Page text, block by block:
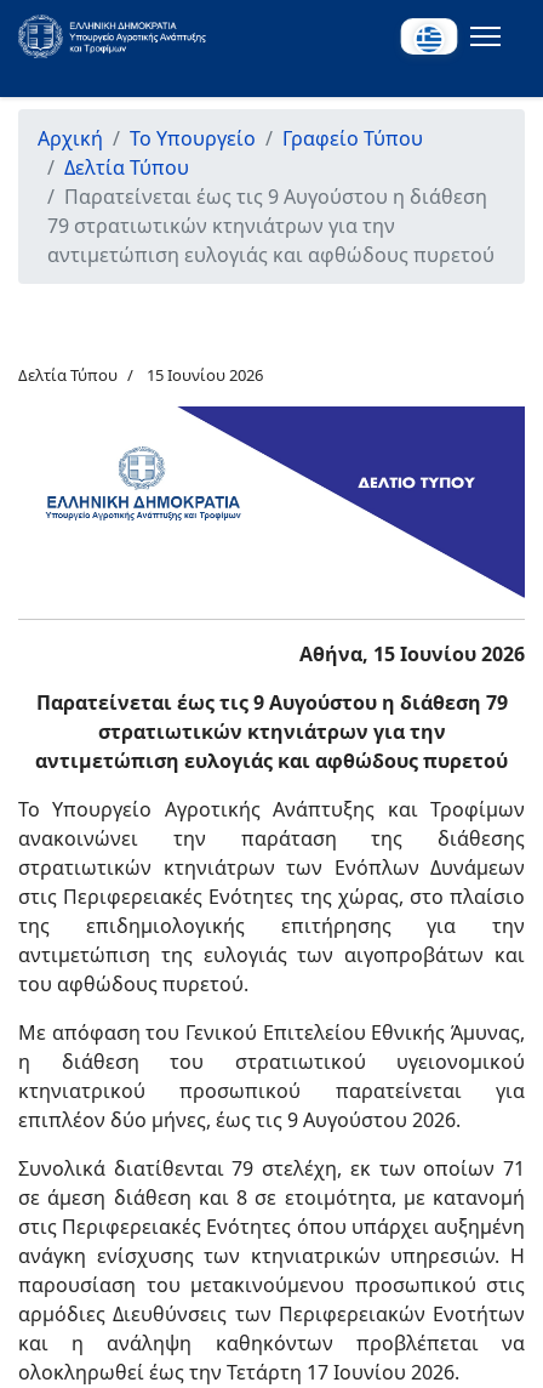
Αρχική Το Υπουργείο
Γραφείο Τύπου
Δελτία Τύπου
Παρατείνεται έως τις 9 Αυγούστου η διάθεση
79 στρατιωτικών κτηνιάτρων για την
αντιμετώπιση ευλογιάς και αφθώδους πυρετού
Δελτία Τύπου 15 Ιουνίου 2026
Αθήνα, 15 Ιουνίου 2026
Παρατείνεται έως τις 9 Αυγούστου η διάθεση 79
στρατιωτικών κτηνιάτρων για την
αντιμετώπιση ευλογιάς και αφθώδους πυρετού
Το Υπουργείο Αγροτικής Ανάπτυξης και Τροφίμων
ανακοινώνει την παράταση της διάθεσης
στρατιωτικών κτηνιάτρων των Ενόπλων Δυνάμεων
στις Περιφερειακές Ενότητες της χώρας, στο πλαίσιο
της επιδημιολογικής επιτήρησης για την
αντιμετώπιση της ευλογιάς των αιγοπροβάτων και
του αφθώδους πυρετού.
Με απόφαση του Γενικού Επιτελείου Εθνικής Άμυνας,
η διάθεση του στρατιωτικού υγειονομικού
κτηνιατρικού προσωπικού παρατείνεται για
επιπλέον δύο μήνες, έως τις 9 Αυγούστου 2026.
Συνολικά διατίθενται 79 στελέχη, εκ των οποίων 71
σε άμεση διάθεση και 8 σε ετοιμότητα, με κατανομή
στις Περιφερειακές Ενότητες όπου υπάρχει αυξημένη
ανάγκη ενίσχυσης των κτηνιατρικών υπηρεσιών. Η
παρουσίαση του μετακινούμενου προσωπικού στις
αρμόδιες Διευθύνσεις των Περιφερειακών Ενοτήτων
και η ανάληψη καθηκόντων προβλέπεται να
ολοκληρωθεί έως την Τετάρτη 17 Ιουνίου 2026.